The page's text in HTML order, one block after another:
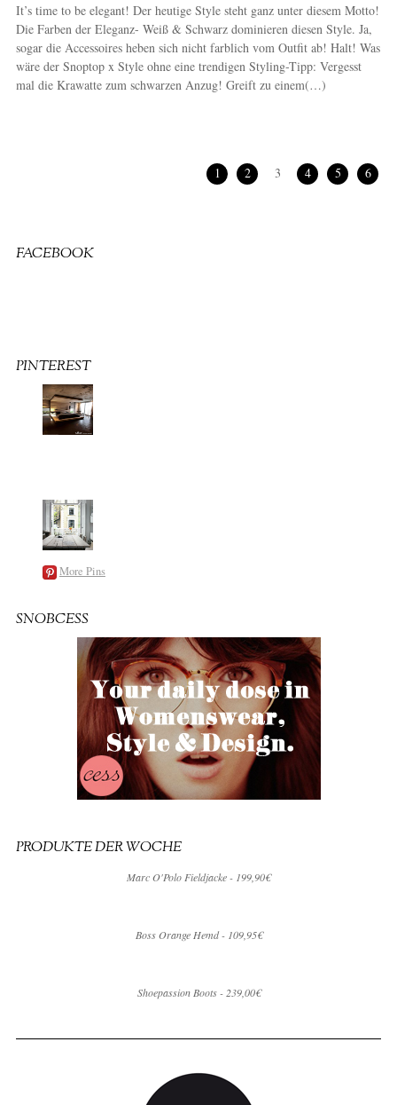
It’s time to be elegant! Der heutige Style steht ganz unter diesem Motto!
Die Farben der Eleganz- Weiß & Schwarz dominieren diesen Style. Ja,
sogar die Accessoires heben sich nicht farblich vom Outfit ab! Halt! Was
wäre der Snoptop x Style ohne eine trendigen Styling-Tipp: Vergesst
mal die Krawatte zum schwarzen Anzug! Greift zu einem(…)
1 2 3 4 5 6
FACEBOOK
PINTEREST
More Pins
SNOBCESS
PRODUKTE DER WOCHE
Marc O'Polo Fieldjacke - 199,90€
Boss Orange Hemd - 109,95€
Shoepassion Boots - 239,00€